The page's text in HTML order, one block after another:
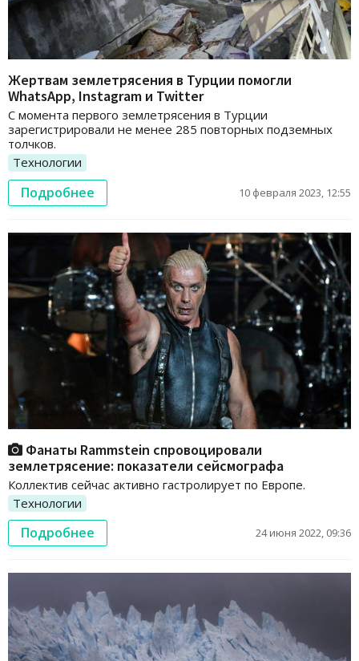
Жертвам землетрясения в Турции помогли
WhatsApp, Instagram и Twitter
С момента первого землетрясения в Турции
зарегистрировали не менее 285 повторных подземных
толчков.
Технологии
Подробнее 10 февраля 2023, 12:55
Фанаты Rammstein спровоцировали
землетрясение: показатели сейсмографа
Коллектив сейчас активно гастролирует по Европе.
Технологии
Подробнее 24 июня 2022, 09:36